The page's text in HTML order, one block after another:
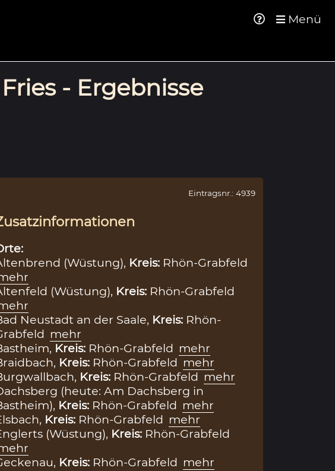
Menü
- Ergebnisse
Eintragsnr.: 4939
(Wüstung), Kreis: Rhön-Grabfeld
(Wüstung), Kreis: Rhön-Grabfeld
Neustadt an der Saale, Kreis: Rhön-
mehr
Kreis: Rhön-Grabfeld mehr
Kreis: Rhön-Grabfeld mehr
Kreis: Rhön-Grabfeld mehr
(heute: Am Dachsberg in
Kreis: Rhön-Grabfeld mehr
Kreis: Rhön-Grabfeld mehr
(Wüstung), Kreis: Rhön-Grabfeld
Kreis: Rhön-Grabfeld mehr